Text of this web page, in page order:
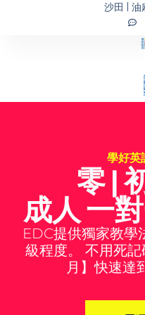
沙田 | 油
學好英
零 |
成人 一
EDC提供獨家教學
級程度。 不用死
月】快速達